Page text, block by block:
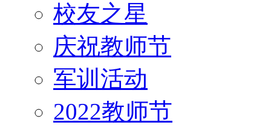
校友之星
庆祝教师节
军训活动
2022教师节